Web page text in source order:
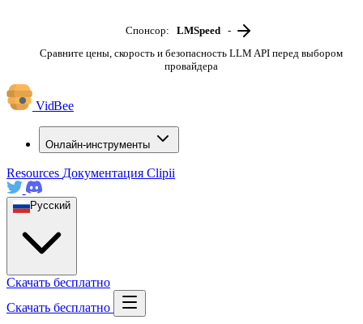
Спонсор: LMSpeed -
Сравните цены, скорость и безопасность LLM API перед выбором
провайдера
VidBee
Онлайн-инструменты
Resources Документация Clipii
Русский
Скачать бесплатно
Скачать бесплатно